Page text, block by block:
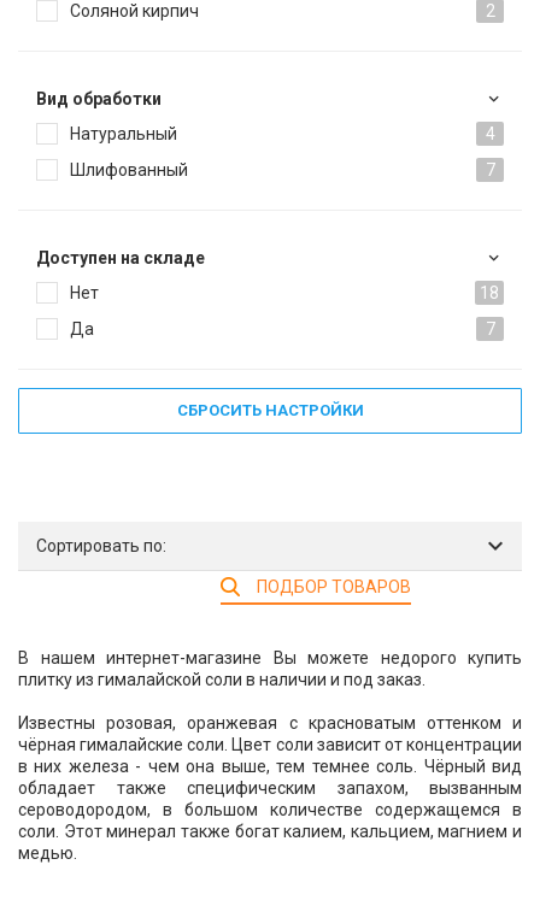
Соляной кирпич
2
Вид обработки
Натуральный
4
Шлифованный
7
Доступен на складе
Нет
18
Да
7
СБРОСИТЬ НАСТРОЙКИ
Сортировать по:
ПОДБОР ТОВАРОВ
В нашем интернет-магазине Вы можете недорого купить
плитку из гималайской соли в наличии и под заказ.
Известны розовая, оранжевая с красноватым оттенком и
чёрная гималайские соли. Цвет соли зависит от концентрации
в них железа - чем она выше, тем темнее соль. Чёрный вид
обладает также специфическим запахом, вызванным
сероводородом, в большом количестве содержащемся в
соли. Этот минерал также богат калием, кальцием, магнием и
медью.